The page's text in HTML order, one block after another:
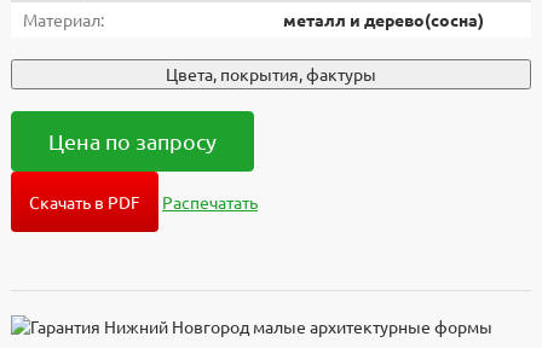
Материал:
металл и дерево(сосна)
Цвета, покрытия, фактуры
Цена по запросу
Скачать в PDF Распечатать